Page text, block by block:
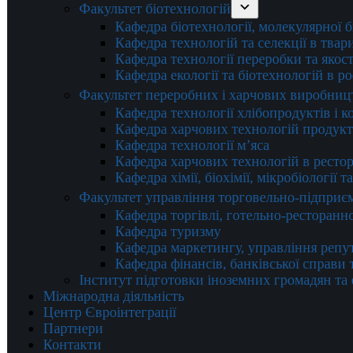
Факультет біотехнологій
Кафедра біотехнології, молекулярної
Кафедра технологій та селекції в
Кафедра технології переробки та
Кафедра екології та біотехнологій в
Факультет переробних і харчових
Кафедра технології хлібопродуктів і
Кафедра харчових технологій
Кафедра технології м’яса
Кафедра харчових технологій в
Кафедра хімії, біохімії, мікробіології
Факультет управління торговельно-
Кафедра торгівлі, готельно-
Кафедра туризму
Кафедра маркетингу, управління
Кафедра фінансів, банківської справи
Інститут підготовки іноземних громадян та
Міжнародна діяльність
Центр Євроінтеграції
Партнери
Контакти